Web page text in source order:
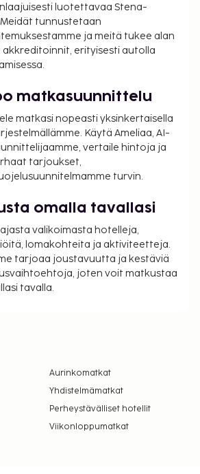
luotettavaa Stena-
tunnustetaan
ja meitä tukee alan
erityisesti autolla
matkasuunnittelu
matkasi nopeasti yksinkertaisella
Käytä Ameliaa, AI-
vertaile hintoja ja
tarjoukset,
turvin.
omalla tavallasi
valikoimasta hotelleja,
lomakohteita ja aktiviteetteja.
tarjoaa joustavuutta ja kestäviä
joten voit matkustaa
tavalla.
Aurinkomatkat
Yhdistelmämatkat
Perheystävälliset hotellit
Viikonloppumatkat